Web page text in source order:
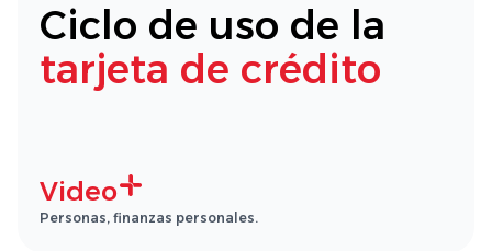
Ciclo de uso de la
tarjeta de crédito
Video
Personas, finanzas personales.